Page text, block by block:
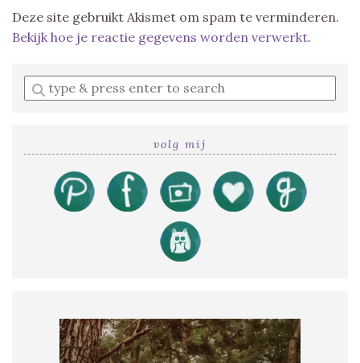
Deze site gebruikt Akismet om spam te verminderen.
Bekijk hoe je reactie gegevens worden verwerkt.
Enter
a
volg mij